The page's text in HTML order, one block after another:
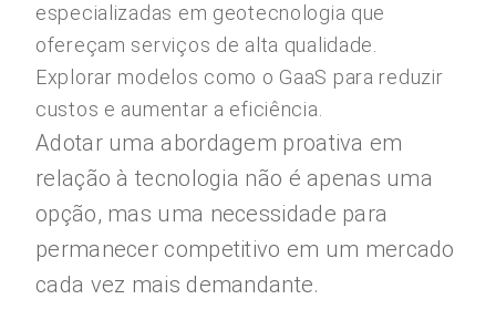
especializadas em geotecnologia que
ofereçam serviços de alta qualidade.
Explorar modelos como o GaaS para reduzir
custos e aumentar a eficiência.
Adotar uma abordagem proativa em
relação à tecnologia não é apenas uma
opção, mas uma necessidade para
permanecer competitivo em um mercado
cada vez mais demandante.